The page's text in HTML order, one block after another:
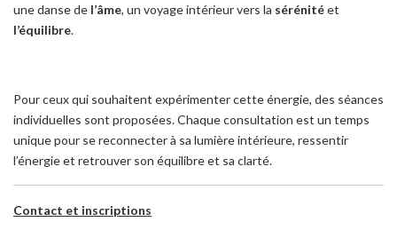
une danse de l’âme, un voyage intérieur vers la sérénitéet
l’équilibre.
Pour ceux qui souhaitent expérimenter cette énergie, des séances
individuelles sont proposées. Chaque consultation est un temps
unique pour se reconnecter à sa lumière intérieure, ressentir
l’énergie et retrouver son équilibre et sa clarté.
Contact et inscriptions